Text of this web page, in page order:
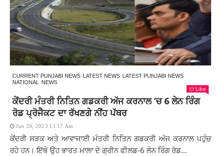
CURRENT PUNJABI NEWS LATEST NEWS LATEST PUNJABI NEWS
NATIONAL
NEWS
Like
ਕੇਂਦਰੀ ਮੰਤਰੀ ਨਿਤਿਨ ਗਡਕਰੀ ਅੱਜ ਕਰਨਾਲ ‘ਚ 6 ਲੇਨ ਰਿੰਗ
ਰੋਡ ਪ੍ਰੋਜੈਕਟ ਦਾ ਰੱਖਣਗੇ ਨੀਂਹ ਪੱਥਰ
Jun 20, 2023 11:17 Am
ਕੇਂਦਰੀ ਸੜਕ ਅਤੇ ਆਵਾਜਾਈ ਮੰਤਰੀ ਨਿਤਿਨ ਗਡਕਰੀ ਅੱਜ ਕਰਨਾਲ ਪਹੁੰਚ
ਰਹੇ ਹਨ। ਇੱਥੇ ਉਹ ਭਾਰਤ ਮਾਲਾ ਦੇ ਗ੍ਰੀਨ ਫੀਲਡ-6 ਲੇਨ ਰਿੰਗ ਰੋਡ...